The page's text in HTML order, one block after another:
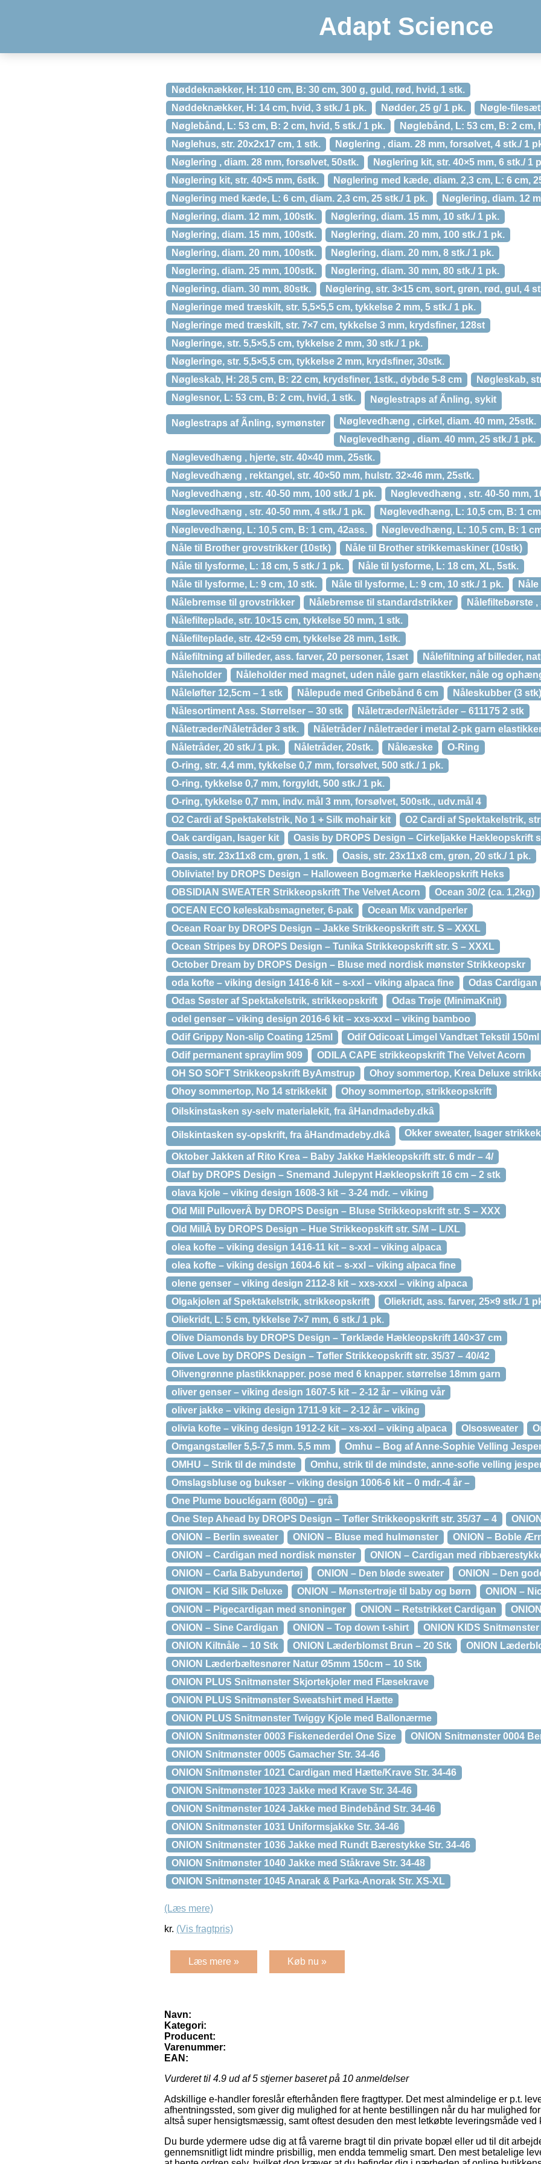
Adapt Science
Nøddeknækker, H: 110 cm, B: 30 cm, 300 g, guld, rød, hvid, 1 stk.
Nøddeknækker, H: 14 cm, hvid, 3 stk./ 1 pk.
Nødder, 25 g/ 1 pk.
Nøgle-
Nøglebånd, L: 53 cm, B: 2 cm, hvid, 5 stk./ 1 pk.
Nøglebånd, L: 53 cm, B: 2 cm,
Nøglehus, str. 20x2x17 cm, 1 stk.
Nøglering , diam. 28 mm, forsølvet, 4 stk./ 1
Nøglering , diam. 28 mm, forsølvet, 50stk.
Nøglering kit, str. 40×5 mm, 6 stk./ 1
Nøglering kit, str. 40×5 mm, 6stk.
Nøglering med kæde, diam. 2,3 cm, L: 6 cm,
Nøglering med kæde, L: 6 cm, diam. 2,3 cm, 25 stk./ 1 pk.
Nøglering, diam. 12
Nøglering, diam. 12 mm, 100stk.
Nøglering, diam. 15 mm, 10 stk./ 1 pk.
Nøglering, diam. 15 mm, 100stk.
Nøglering, diam. 20 mm, 100 stk./ 1 pk.
Nøglering, diam. 20 mm, 100stk.
Nøglering, diam. 20 mm, 8 stk./ 1 pk.
Nøglering, diam. 25 mm, 100stk.
Nøglering, diam. 30 mm, 80 stk./ 1 pk.
Nøglering, diam. 30 mm, 80stk.
Nøglering, str. 3×15 cm, sort, grøn, rød, gul, 4
Nøgleringe med træskilt, str. 5,5×5,5 cm, tykkelse 2 mm, 5 stk./ 1 pk.
Nøgleringe med træskilt, str. 7×7 cm, tykkelse 3 mm, krydsfiner, 128st
Nøgleringe, str. 5,5×5,5 cm, tykkelse 2 mm, 30 stk./ 1 pk.
Nøgleringe, str. 5,5×5,5 cm, tykkelse 2 mm, krydsfiner, 30stk.
Nøgleskab, H: 28,5 cm, B: 22 cm, krydsfiner, 1stk., dybde 5-8 cm
Nøgleskab,
Nøglesnor, L: 53 cm, B: 2 cm, hvid, 1 stk.
Nøglestraps af Ãnling, sykit
Nøglestraps af Ãnling, symønster
Nøglevedhæng , cirkel, diam. 40 mm, 25stk.
Nøglevedhæng , diam. 40 mm, 25 stk./ 1 pk.
Nøglevedhæng , hjerte, str. 40×40 mm, 25stk.
Nøglevedhæng , rektangel, str. 40×50 mm, hulstr. 32×46 mm, 25stk.
Nøglevedhæng , str. 40-50 mm, 100 stk./ 1 pk.
Nøglevedhæng , str. 40-50 mm,
Nøglevedhæng , str. 40-50 mm, 4 stk./ 1 pk.
Nøglevedhæng, L: 10,5 cm, B: 1
Nøglevedhæng, L: 10,5 cm, B: 1 cm, 42ass.
Nøglevedhæng, L: 10,5 cm, B: 1
Nåle til Brother grovstrikker (10stk)
Nåle til Brother strikkemaskiner (10stk)
Nåle til lysforme, L: 18 cm, 5 stk./ 1 pk.
Nåle til lysforme, L: 18 cm, XL, 5stk.
Nåle til lysforme, L: 9 cm, 10 stk.
Nåle til lysforme, L: 9 cm, 10 stk./ 1 pk.
Nålebremse til grovstrikker
Nålebremse til standardstrikker
Nålefiltebørste ,
Nålefilteplade, str. 10×15 cm, tykkelse 50 mm, 1 stk.
Nålefilteplade, str. 42×59 cm, tykkelse 28 mm, 1stk.
Nålefiltning af billeder, ass. farver, 20 personer, 1sæt
Nålefiltning af billeder,
Nåleholder
Nåleholder med magnet, uden nåle garn elastikker, nåle og
Nåleløfter 12,5cm – 1 stk
Nålepude med Gribebånd 6 cm
Nåleskubber (3 stk)
Nålesortiment Ass. Størrelser – 30 stk
Nåletræder/Nåletråder – 611175 2 stk
Nåletræder/Nåletråder 3 stk.
Nåletråder / nåletræder i metal 2-pk garn
Nåletråder, 20 stk./ 1 pk.
Nåletråder, 20stk. Nåleæske
O-Ring
O-ring, str. 4,4 mm, tykkelse 0,7 mm, forsølvet, 500 stk./ 1 pk.
O-ring, tykkelse 0,7 mm, forgyldt, 500 stk./ 1 pk.
O-ring, tykkelse 0,7 mm, indv. mål 3 mm, forsølvet, 500stk., udv.mål 4
O2 Cardi af Spektakelstrik, No 1 + Silk mohair kit
O2 Cardi af Spektakelstrik,
Oak cardigan, Isager kit
Oasis by DROPS Design – Cirkeljakke Hækleopskrift
Oasis, str. 23x11x8 cm, grøn, 1 stk.
Oasis, str. 23x11x8 cm, grøn, 20 stk./ 1 pk.
Obliviate! by DROPS Design – Halloween Bogmærke Hækleopskrift Heks
OBSIDIAN SWEATER Strikkeopskrift The Velvet Acorn
Ocean 30/2 (ca. 1,2kg)
OCEAN ECO køleskabsmagneter, 6-pak
Ocean Mix vandperler
Ocean Roar by DROPS Design – Jakke Strikkeopskrift str. S – XXXL
Ocean Stripes by DROPS Design – Tunika Strikkeopskrift str. S – XXXL
October Dream by DROPS Design – Bluse med nordisk mønster Strikkeopskr
oda kofte – viking design 1416-6 kit – s-xxl – viking alpaca fine
Odas Cardigan
Odas Søster af Spektakelstrik, strikkeopskrift
Odas Trøje (MinimaKnit)
odel genser – viking design 2016-6 kit – xxs-xxxl – viking bamboo
Odif Grippy Non-slip Coating 125ml
Odif Odicoat Limgel Vandtæt Tekstil 150ml
Odif permanent spraylim 909
ODILA CAPE strikkeopskrift The Velvet Acorn
OH SO SOFT Strikkeopskrift ByAmstrup
Ohoy sommertop, Krea Deluxe
Ohoy sommertop, No 14 strikkekit
Ohoy sommertop, strikkeopskrift
Oilskinstasken sy-selv materialekit, fra âHandmadeby.dkâ
Oilskintasken sy-opskrift, fra âHandmadeby.dkâ Okker sweater, Isager
Oktober Jakken af Rito Krea – Baby Jakke Hækleopskrift str. 6 mdr – 4/
Olaf by DROPS Design – Snemand Julepynt Hækleopskrift 16 cm – 2 stk
olava kjole – viking design 1608-3 kit – 3-24 mdr. – viking
Old Mill PulloverÂ by DROPS Design – Bluse Strikkeopskrift str. S – XXX
Old MillÂ by DROPS Design – Hue Strikkeopskift str. S/M – L/XL
olea kofte – viking design 1416-11 kit – s-xxl – viking alpaca
olea kofte – viking design 1604-6 kit – s-xxl – viking alpaca fine
olene genser – viking design 2112-8 kit – xxs-xxxl – viking alpaca
Olgakjolen af Spektakelstrik, strikkeopskrift
Oliekridt, ass. farver, 25×9 stk./ 1
Oliekridt, L: 5 cm, tykkelse 7×7 mm, 6 stk./ 1 pk.
Olive Diamonds by DROPS Design – Tørklæde Hækleopskrift 140×37 cm
Olive Love by DROPS Design – Tøfler Strikkeopskrift str. 35/37 – 40/42
Olivengrønne plastikknapper. pose med 6 knapper. størrelse 18mm garn
oliver genser – viking design 1607-5 kit – 2-12 år – viking vår
oliver jakke – viking design 1711-9 kit – 2-12 år – viking
olivia kofte – viking design 1912-2 kit – xs-xxl – viking alpaca
Olsosweater
Omgangstæller 5,5-7,5 mm. 5,5 mm
Omhu – Bog af Anne-Sophie Velling
OMHU – Strik til de mindste
Omhu, strik til de mindste, anne-sofie velling
Omslagsbluse og bukser – viking design 1006-6 kit – 0 mdr.-4 år –
One Plume bouclégarn (600g) – grå
One Step Ahead by DROPS Design – Tøfler Strikkeopskrift str. 35/37 – 4
ONION – Berlin sweater
ONION – Bluse med hulmønster
ONION – Boble
ONION – Cardigan med nordisk mønster
ONION – Cardigan med
ONION – Carla Babyundertøj
ONION – Den bløde sweater
ONION – Den
ONION – Kid Silk Deluxe
ONION – Mønstertrøje til baby og børn
ONION –
ONION – Pigecardigan med snoninger
ONION – Retstrikket Cardigan
ONION – Sine Cardigan
ONION – Top down t-shirt
ONION KIDS
ONION Kiltnåle – 10 Stk
ONION Læderblomst Brun – 20 Stk
ONION
ONION Læderbæltesnører Natur Ø5mm 150cm – 10 Stk
ONION PLUS Snitmønster Skjortekjoler med Flæsekrave
ONION PLUS Snitmønster Sweatshirt med Hætte
ONION PLUS Snitmønster Twiggy Kjole med Ballonærme
ONION Snitmønster 0003 Fiskenederdel One Size
ONION Snitmønster 0004
ONION Snitmønster 0005 Gamacher Str. 34-46
ONION Snitmønster 1021 Cardigan med Hætte/Krave Str. 34-46
ONION Snitmønster 1023 Jakke med Krave Str. 34-46
ONION Snitmønster 1024 Jakke med Bindebånd Str. 34-46
ONION Snitmønster 1031 Uniformsjakke Str. 34-46
ONION Snitmønster 1036 Jakke med Rundt Bærestykke Str. 34-46
ONION Snitmønster 1040 Jakke med Ståkrave Str. 34-48
ONION Snitmønster 1045 Anarak & Parka-Anorak Str. XS-XL
(Læs mere)
kr. (Vis fragtpris)
Læs mere » Køb nu »
Navn:
Kategori:
Producent:
Varenummer:
EAN:
Vurderet til 4.9 ud af 5 stjerner baseret på 10 anmeldelser
Adskillige e-handler foreslår efterhånden flere fragttyper. Det mest almindelige er p.t.
afhentningssted, som giver dig mulighed for at hente bestillingen når du har mulighed
altså super hensigtsmæssig, samt oftest desuden den mest letkøbte leveringsmåde ved
Du burde ydermere udse dig at få varerne bragt til din private bopæl eller ud til dit
gennemsnitligt lidt mindre prisbillig, men endda temmelig smart. Den mest betalelige